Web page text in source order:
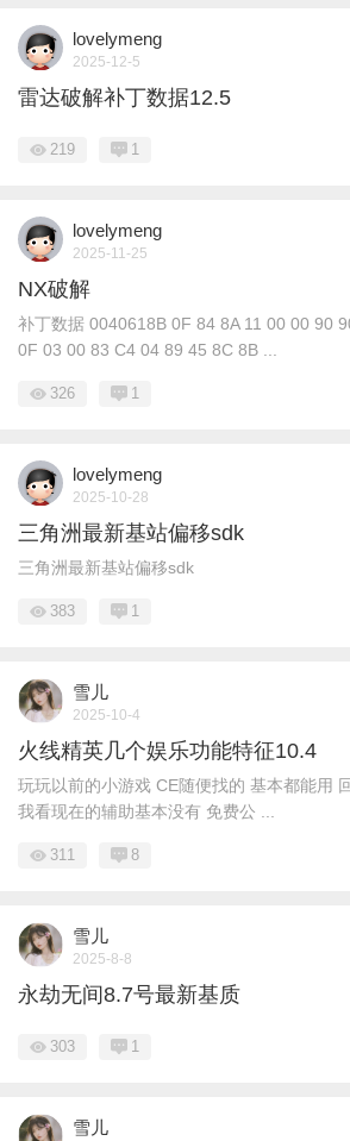
lovelymeng
2025-12-5
雷达破解补丁数据12.5
219 1
lovelymeng
2025-11-25
NX破解
补丁数据 0040618B 0F 84 8A 11 00 00 90
0F 03 00 83 C4 04 89 45 8C 8B ...
326 1
lovelymeng
2025-10-28
三角洲最新基站偏移sdk
三角洲最新基站偏移sdk
383 1
雪儿
2025-10-4
火线精英几个娱乐功能特征10.4
玩玩以前的小游戏 CE随便找的 基本都能用
我看现在的辅助基本没有 免费公 ...
311 8
雪儿
2025-8-8
永劫无间8.7号最新基质
303 1
雪儿